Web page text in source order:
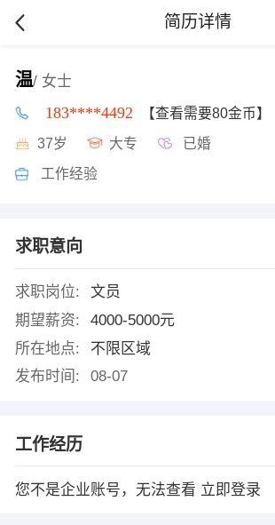
简历详情
温/ 女士
183****4492 【查看需要80金币】
37岁 大专 已婚
工作经验
求职意向
求职岗位:
文员
期望薪资:
4000-5000元
所在地点:
不限区域
发布时间:
08-07
工作经历
您不是企业账号，无法查看 立即登录